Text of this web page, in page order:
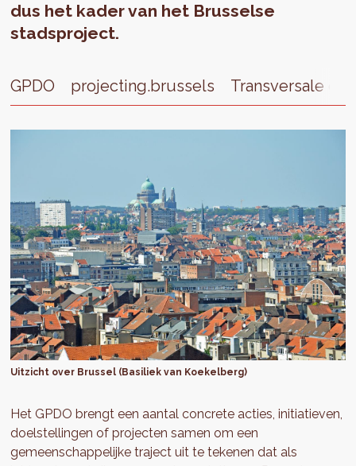
dus het kader van het Brusselse
stadsproject.
GPDO projecting.brussels Transversale
Uitzicht over Brussel (Basiliek van Koekelberg)
Het GPDO brengt een aantal concrete acties, initiatieven,
doelstellingen of projecten samen om een
gemeenschappelijke traject uit te tekenen dat als